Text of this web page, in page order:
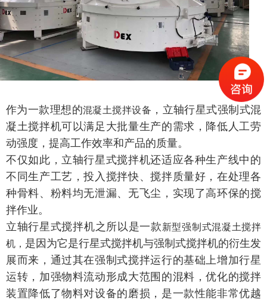
作为一款理想的混凝土搅拌设备 ，立轴行星式强制式混
凝土搅拌机可以满足大批量生产的需求，降低人工劳
动强度，提高工作效率和产品的质量。
不仅如此，立轴行星式搅拌机还适应各种生产线中的
不同生产工艺，投入搅拌快、搅拌质量好，在处理各
种骨料、粉料均无泄漏、 无飞尘 ，实现了高环保的搅
拌作业。
立轴行星式搅拌机之所以是一款新型强制式混凝土搅拌
机 ， 是因为它是行星式搅拌机与强制式搅拌机的衍生发
展而来，通过其在强制式搅拌运行的基础上增加行星
运转，加强物料流动形成大范围的混料，优化的搅拌
装置降低了物料对设备的磨损 ，是一款性能非常优越